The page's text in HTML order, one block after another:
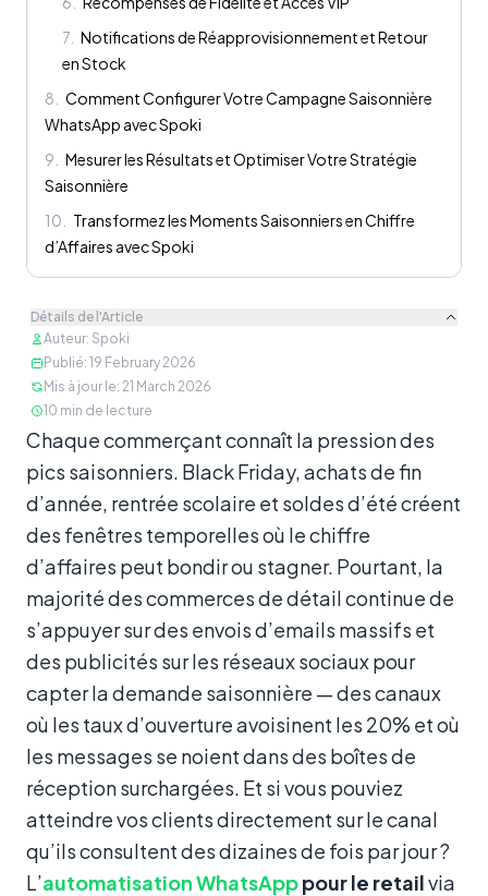
7 Notifications de Réapprovisionnement et Retour
en Stock
8
Comment Configurer Votre Campagne Saisonnière
WhatsApp avec Spoki
9
Mesurer les Résultats et Optimiser Votre Stratégie
Saisonnière
10
Transformez les Moments Saisonniers en Chiffre
d’Affaires avec Spoki
Détails de l'Article
Auteur: Spoki
Publié: 19 February 2026
Mis à jour le: 21 March 2026
10 min de lecture
Contenu
Chaque commerçant connaît la pression des
pics saisonniers. Black Friday, achats de fin
d’année, rentrée scolaire et soldes d’été créent
des fenêtres temporelles où le chiffre
d’affaires peut bondir ou stagner. Pourtant, la
majorité des commerces de détail continue de
s’appuyer sur des envois d’emails massifs et
des publicités sur les réseaux sociaux pour
capter la demande saisonnière — des canaux
où les taux d’ouverture avoisinent les 20% et où
les messages se noient dans des boîtes de
réception surchargées. Et si vous pouviez
atteindre vos clients directement sur le canal
qu’ils consultent des dizaines de fois par jour ?
L’automatisation WhatsApppour le retailvia